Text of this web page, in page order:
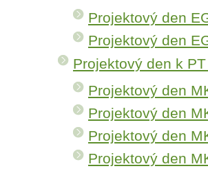
Projektový den
Projektový den
Projektový den k
Projektový den
Projektový den
Projektový den
Projektový den